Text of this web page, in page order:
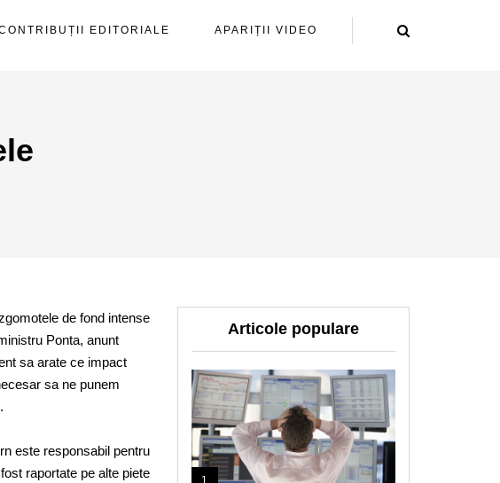
EDITORIALE APARIȚII VIDEO
de fond intense
Ponta, anunt
sa arate ce impact
sa ne punem
este responsabil pentru
raportate pe alte piete
Articole populare